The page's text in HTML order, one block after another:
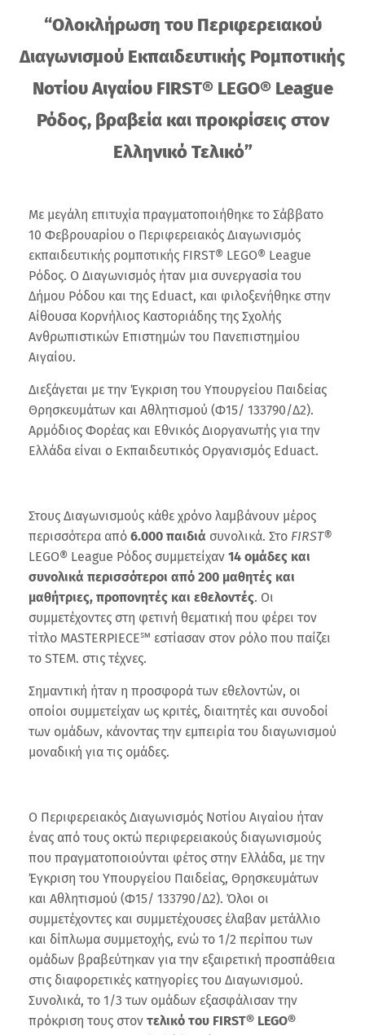
“Ολοκλήρωση του Περιφερειακού
Διαγωνισμού Εκπαιδευτικής Ρομποτικής
Νοτίου Αιγαίου FIRST® LEGO® League
Ρόδος, βραβεία και προκρίσεις στον
Ελληνικό Τελικό”
Με μεγάλη επιτυχία πραγματοποιήθηκε το Σάββατο
10 Φεβρουαρίου ο Περιφερειακός Διαγωνισμός
εκπαιδευτικής ρομποτικής FIRST® LEGO® League
Ρόδος. Ο Διαγωνισμός ήταν μια συνεργασία του
Δήμου Ρόδου και της Eduact, και φιλοξενήθηκε στην
Αίθουσα Κορνήλιος Καστοριάδης της Σχολής
Ανθρωπιστικών Επιστημών του Πανεπιστημίου
Αιγαίου.
Διεξάγεται με την Έγκριση του Υπουργείου Παιδείας
Θρησκευμάτων και Αθλητισμού (Φ15/ 133790/Δ2).
Αρμόδιος Φορέας και Εθνικός Διοργανωτής για την
Ελλάδα είναι ο Εκπαιδευτικός Οργανισμός Eduact.
Στους Διαγωνισμούς κάθε χρόνο λαμβάνουν μέρος
περισσότερα από 6.000 παιδιά συνολικά. Στο FIRST®
LEGO® League Ρόδος συμμετείχαν 14 ομάδες και
συνολικά περισσότεροι από 200 μαθητές και
μαθήτριες, προπονητές και εθελοντές. Οι
συμμετέχοντες στη φετινή θεματική που φέρει τον
τίτλο MASTERPIECE℠ εστίασαν στον ρόλο που παίζει
το STEM. στις τέχνες.
Σημαντική ήταν η προσφορά των εθελοντών, οι
οποίοι συμμετείχαν ως κριτές, διαιτητές και συνοδοί
των ομάδων, κάνοντας την εμπειρία του διαγωνισμού
μοναδική για τις ομάδες.
Ο Περιφερειακός Διαγωνισμός Νοτίου Αιγαίου ήταν
ένας από τους οκτώ περιφερειακούς διαγωνισμούς
που πραγματοποιούνται φέτος στην Ελλάδα, με την
Έγκριση του Υπουργείου Παιδείας, Θρησκευμάτων
και Αθλητισμού (Φ15/ 133790/Δ2). Όλοι οι
συμμετέχοντες και συμμετέχουσες έλαβαν μετάλλιο
και δίπλωμα συμμετοχής, ενώ το 1/2 περίπου των
ομάδων βραβεύτηκαν για την εξαιρετική προσπάθεια
στις διαφορετικές κατηγορίες του Διαγωνισμού.
Συνολικά, το 1/3 των ομάδων εξασφάλισαν την
πρόκριση τους στον τελικό του FIRST® LEGO®